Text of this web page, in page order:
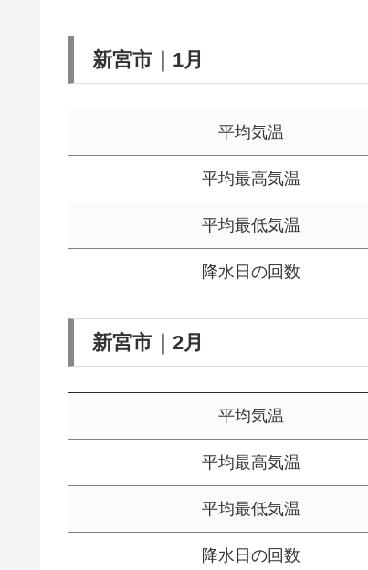
新宮市｜1月
平均気温
平均最高気温
平均最低気温
降水日の回数
新宮市｜2月
平均気温
平均最高気温
平均最低気温
降水日の回数